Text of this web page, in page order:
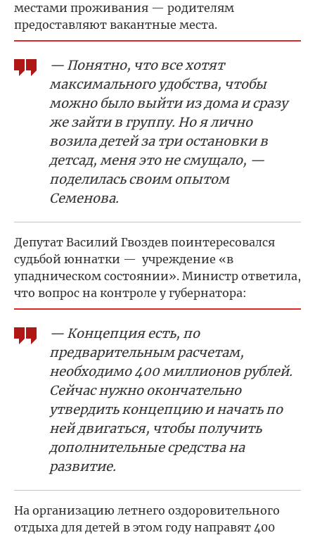
местами проживания — родителям
предоставляют вакантные места.
— Понятно, что все хотят
максимального удобства, чтобы
можно было выйти из дома и сразу
же зайти в группу. Но я лично
возила детей за три остановки в
детсад, меня это не смущало, —
поделилась своим опытом
Семенова.
Депутат Василий Гвоздев поинтересовался
судьбой юннатки — учреждение «в
упадническом состоянии». Министр ответила,
что вопрос на контроле у губернатора:
— Концепция есть, по
предварительным расчетам,
необходимо 400 миллионов рублей.
Сейчас нужно окончательно
утвердить концепцию и начать по
ней двигаться, чтобы получить
дополнительные средства на
развитие.
На организацию летнего оздоровительного
отдыха для детей в этом году направят 400